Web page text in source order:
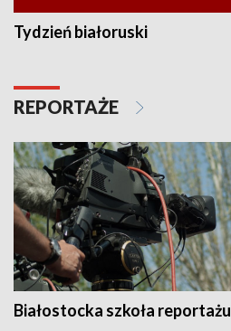
Tydzień białoruski
REPORTAŻE
Białostocka szkoła reportażu